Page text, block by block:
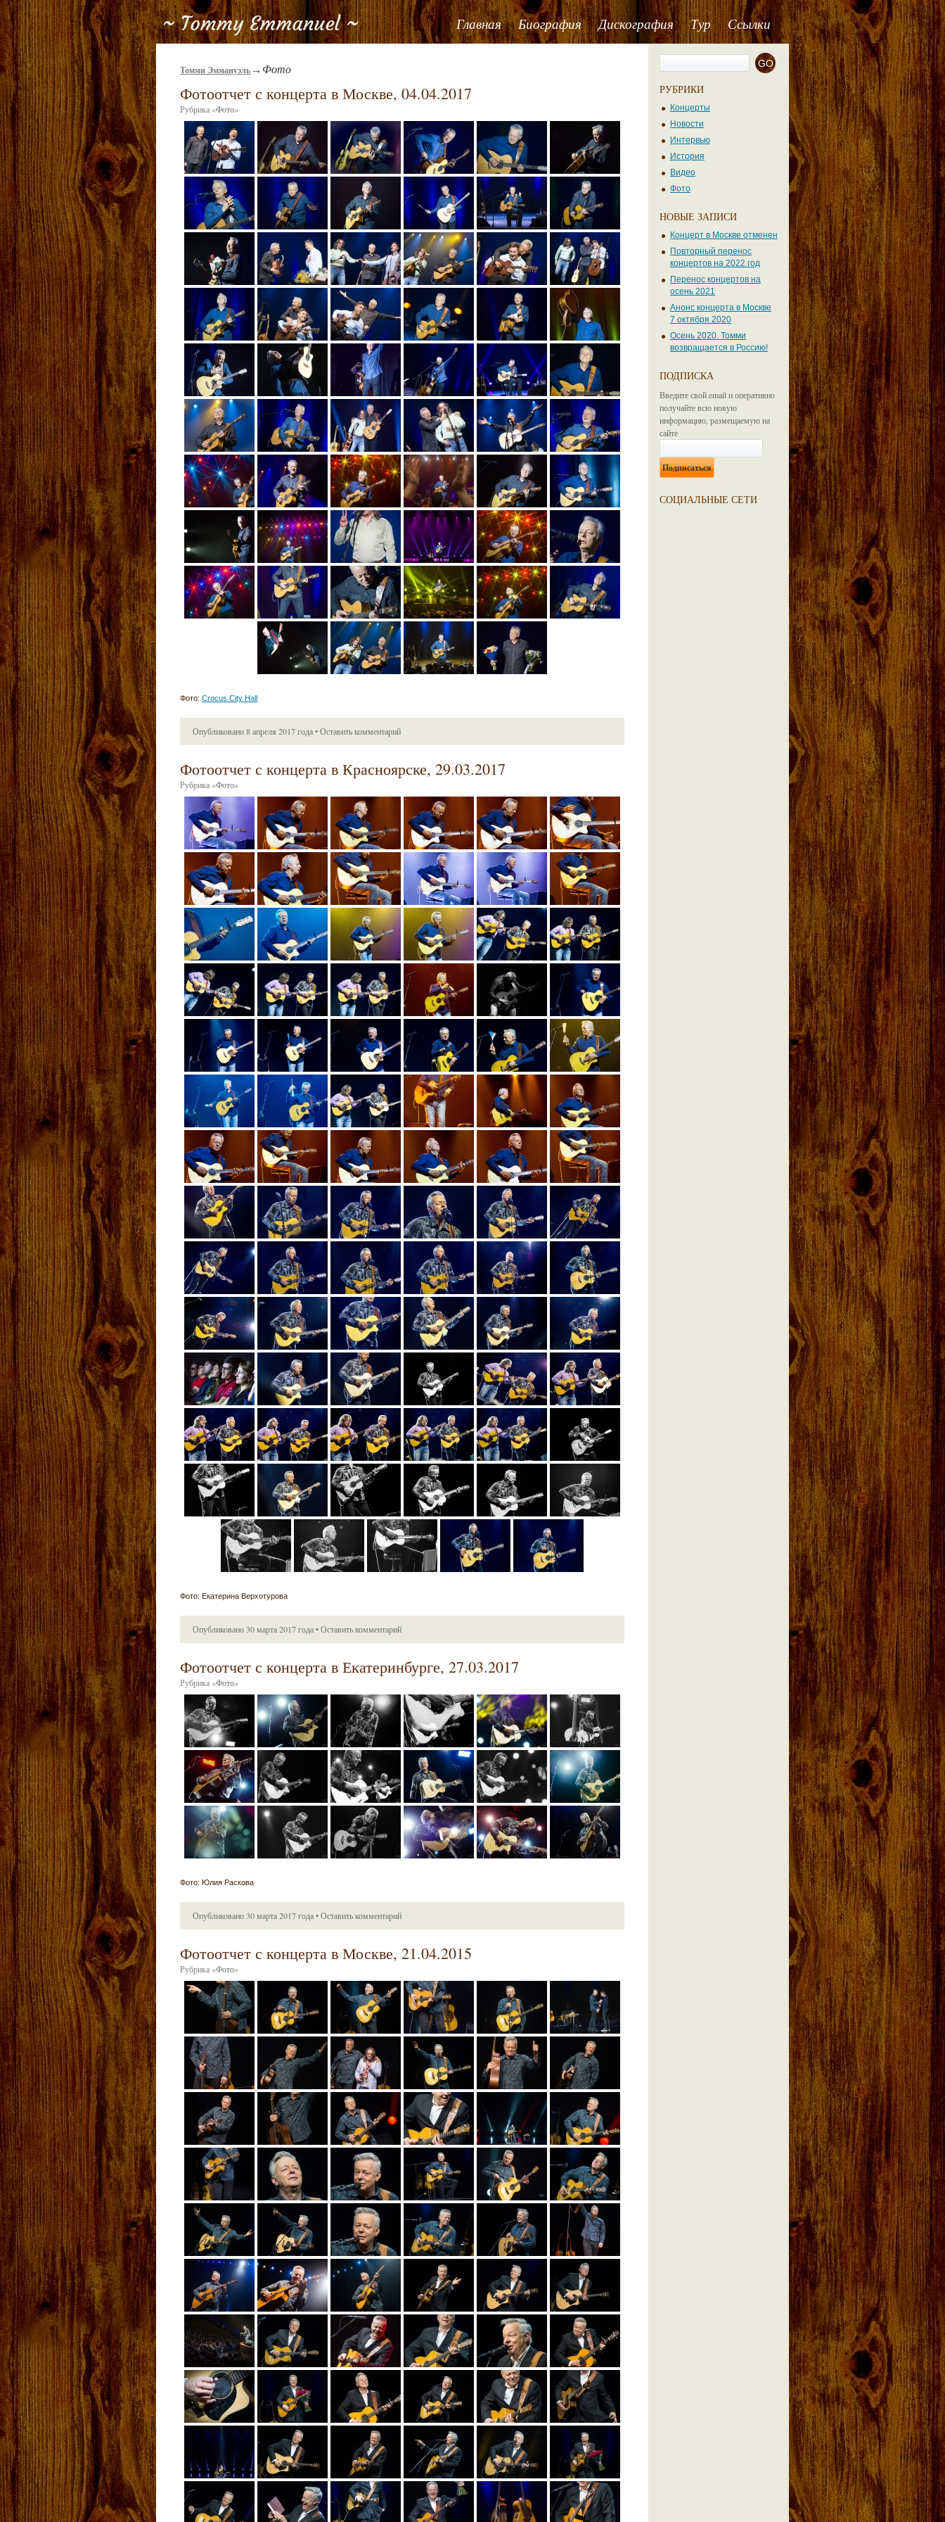
Главная Биография Дискография Тур Ссылки
РУБРИКИ
Концерты
Новости
Интервью
История
Видео
Фото
НОВЫЕ ЗАПИСИ
Концерт в Москве отменен
Повторный перенос
концертов на 2022 год
Перенос концертов на
осень 2021
Анонс концерта в Москве
7 октября 2020
Осень 2020. Томми
возвращается в Россию!
ПОДПИСКА
Введите свой email и оперативно
получайте всю новую
информацию, размещаемую на
сайте
СОЦИАЛЬНЫЕ СЕТИ
Томми Эммануэль → Фото
Фотоотчет с концерта в Москве, 04.04.2017
Рубрика «Фото»
Фото: Crocus City Hall
Опубликовано8 апреля 2017 года•Оставить комментарий
Фотоотчет с концерта в Красноярске, 29.03.2017
Рубрика «Фото»
Фото: Екатерина Верхотурова
Опубликовано30 марта 2017 года•Оставить комментарий
Фотоотчет с концерта в Екатеринбурге, 27.03.2017
Рубрика «Фото»
Фото: Юлия Раскова
Опубликовано30 марта 2017 года•Оставить комментарий
Фотоотчет с концерта в Москве, 21.04.2015
Рубрика «Фото»